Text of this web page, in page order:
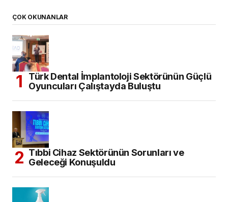
ÇOK OKUNANLAR
Türk Dental İmplantoloji Sektörünün Güçlü
Oyuncuları Çalıştayda Buluştu
Tıbbi Cihaz Sektörünün Sorunları ve
Geleceği Konuşuldu